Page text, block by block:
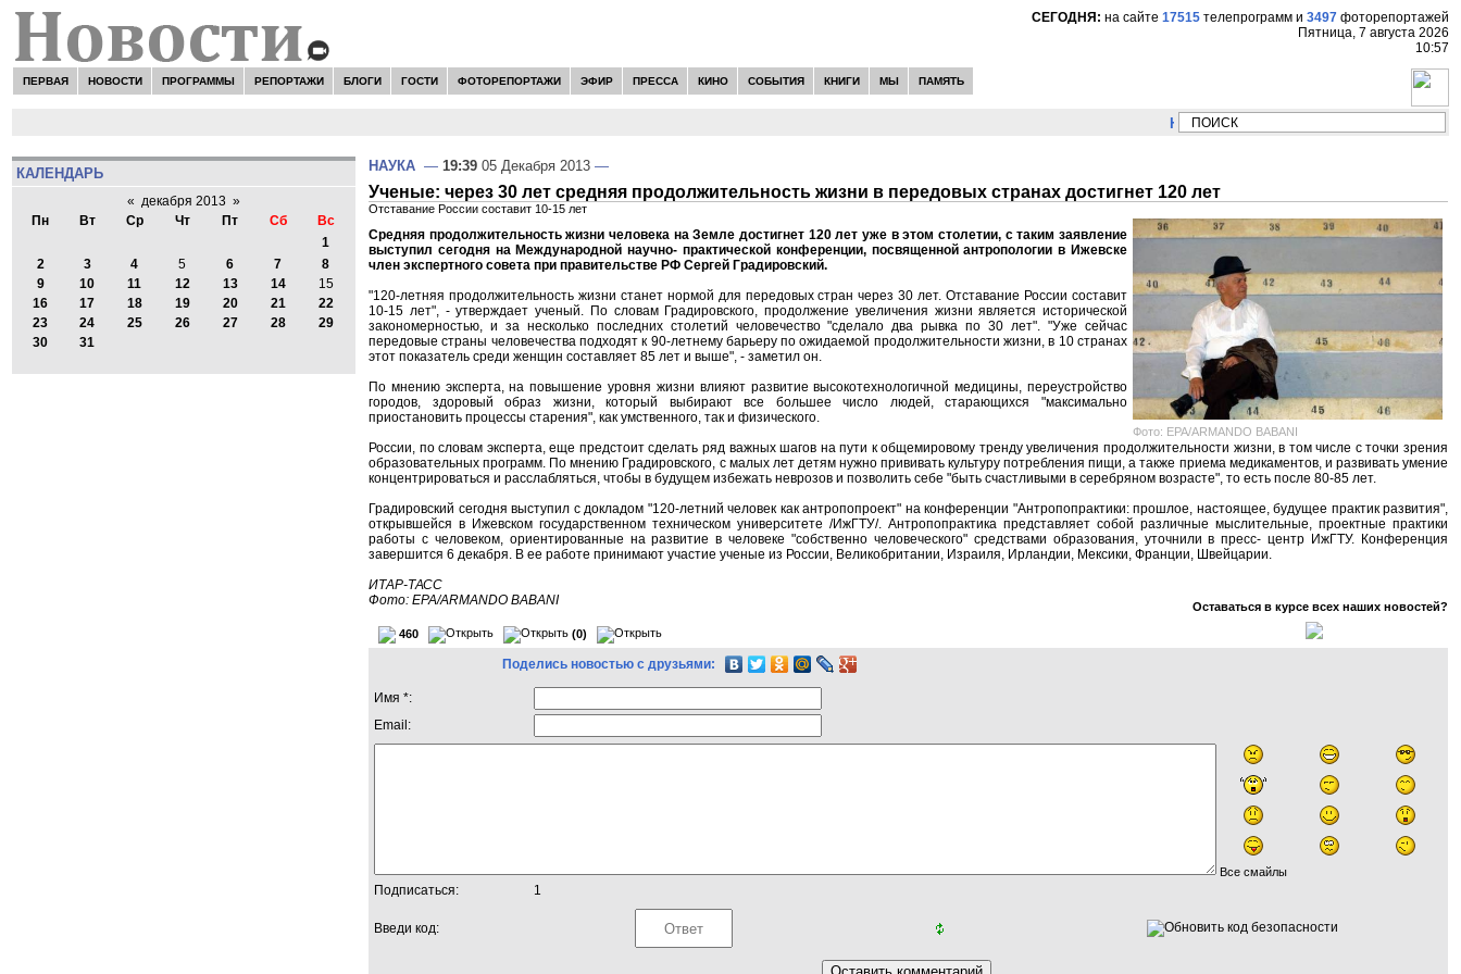
СЕГОДНЯ: на сайте 17515 телепрограмм и 3497 фоторепортажей
Пятница, 7 августа 2026
10:57
ПЕРВАЯ НОВОСТИ ПРОГРАММЫ РЕПОРТАЖИ БЛОГИ ГОСТИ ФОТОРЕПОРТАЖИ ЭФИР ПРЕССА КИНО СОБЫТИЯ КНИГИ МЫ ПАМЯТЬ
НОВОСТИ:
КАЛЕНДАРЬ
« декабря 2013 »
Пн
Вт Ср Чт Пт Сб
Вс
1
2
3 4 5 6 7
8
9
10 11 12 13 14
15
16
17 18 19 20 21
22
23
24 25 26 27 28
29
30
31
НАУКА — 19:39 05 Декабря 2013 —
Ученые: через 30 лет средняя продолжительность жизни в передовых странах достигнет 120 лет
Отставание России составит 10-15 лет
Фото: EPA/ARMANDO BABANI
Средняя продолжительность жизни человека на Земле достигнет 120 лет уже в этом столетии, с таким заявление
выступил сегодня на Международной научно- практической конференции, посвященной антропологии в Ижевске
член экспертного совета при правительстве РФ Сергей Градировский.
"120-летняя продолжительность жизни станет нормой для передовых стран через 30 лет. Отставание России составит
10-15 лет", - утверждает ученый. По словам Градировского, продолжение увеличения жизни является исторической
закономерностью, и за несколько последних столетий человечество "сделало два рывка по 30 лет". "Уже сейчас
передовые страны человечества подходят к 90-летнему барьеру по ожидаемой продолжительности жизни, в 10 странах
этот показатель среди женщин составляет 85 лет и выше", - заметил он.
По мнению эксперта, на повышение уровня жизни влияют развитие высокотехнологичной медицины, переустройство
городов, здоровый образ жизни, который выбирают все большее число людей, старающихся "максимально
приостановить процессы старения", как умственного, так и физического.
России, по словам эксперта, еще предстоит сделать ряд важных шагов на пути к общемировому тренду увеличения продолжительности жизни, в том числе с точки зрения
образовательных программ. По мнению Градировского, с малых лет детям нужно прививать культуру потребления пищи, а также приема медикаментов, и развивать умение
концентрироваться и расслабляться, чтобы в будущем избежать неврозов и позволить себе "быть счастливыми в серебряном возрасте", то есть после 80-85 лет.
Градировский сегодня выступил с докладом "120-летний человек как антропопроект" на конференции "Антропопрактики: прошлое, настоящее, будущее практик развития",
открывшейся в Ижевском государственном техническом университете /ИжГТУ/. Антропопрактика представляет собой различные мыслительные, проектные практики
работы с человеком, ориентированные на развитие в человеке "собственно человеческого" средствами образования, уточнили в пресс- центр ИжГТУ. Конференция
завершится 6 декабря. В ее работе принимают участие ученые из России, Великобритании, Израиля, Ирландии, Мексики, Франции, Швейцарии.
ИТАР-ТАСС
Фото: EPA/ARMANDO BABANI
Оставаться в курсе всех наших новостей?
460 (0)
Поделись новостью с друзьями:
Имя *:
Email:
Все смайлы
Подписаться: 1
Введи код: